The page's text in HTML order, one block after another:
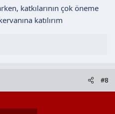
katkılarının çok öneme
katılırım
#8